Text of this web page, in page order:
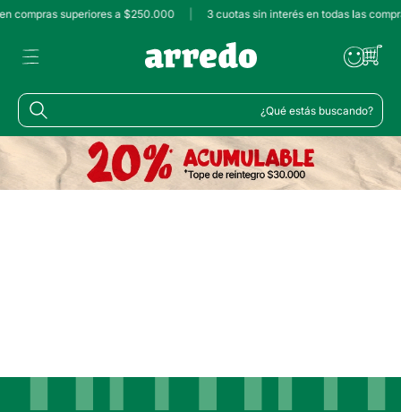
compras superiores a $250.000 3 cuotas sin interés en todas las
¿Qué estás buscando?